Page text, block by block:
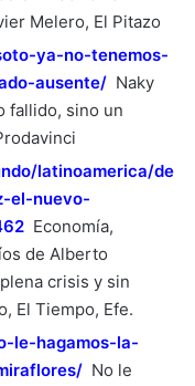
Melero, El Pitazo
ya-no-tenemos-
ausente/ Naky
fallido, sino un
latinoamerica/de
el-nuevo-
Economía,
de Alberto
crisis y sin
El Tiempo, Efe.
le-hagamos-la-
No le